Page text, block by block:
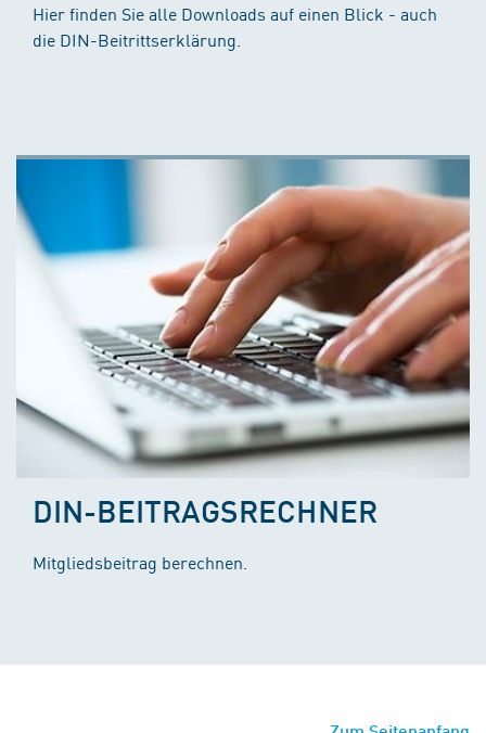
Hier finden Sie alle Downloads auf einen Blick - auch
die DIN-Beitrittserklärung.
DIN-BEITRAGSRECHNER
Mitgliedsbeitrag berechnen.